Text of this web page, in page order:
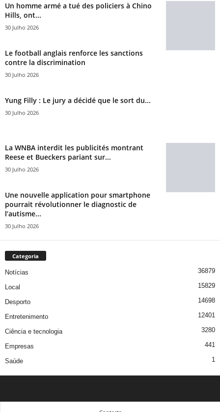
Un homme armé a tué des policiers à Chino
Hills, ont...
30 Julho 2026
Le football anglais renforce les sanctions
contre la discrimination
30 Julho 2026
Yung Filly : Le jury a décidé que le sort du...
30 Julho 2026
La WNBA interdit les publicités montrant
Reese et Bueckers pariant sur...
30 Julho 2026
Une nouvelle application pour smartphone
pourrait révolutionner le diagnostic de
l’autisme...
30 Julho 2026
Categoria
Notícias 36879
Local 15829
Desporto 14698
Entretenimento 12401
Ciência e tecnologia 3280
Empresas 441
Saúde 1